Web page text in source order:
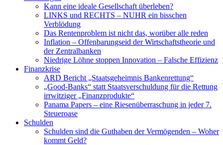
Kann eine ideale Gesellschaft überleben?
LINKS und RECHTS – NUHR ein bisschen
Verblödung
Das Rentenproblem ist nicht das, worüber alle reden
Inflation – Offenbarungseid der Wirtschaftstheorie und
der Zentralbanken
Niedrige Löhne stoppen Innovation – Falsche Effizienz
Finanzkrise
ARD Bericht „Staatsgeheimnis Bankenrettung“
„Good-Banks“ statt Staatsverschuldung für die Rettung
irrwitziger „Finanzprodukte“
Panama Papers – eine Riesenüberraschung in jeder 7.
Steueroase
Schulden
Schulden sind die Guthaben der Vermögenden – Woher
kommt Geld?